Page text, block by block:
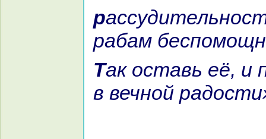
paссудительность ни к чему
paбам
Так оставь её, и пребудешь ты
в вечной